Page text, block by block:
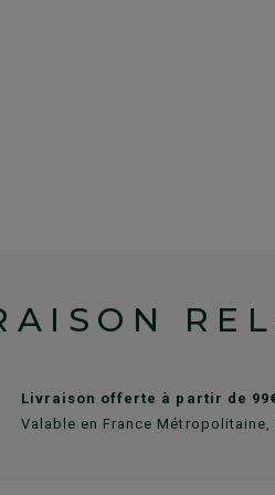
Livraison offerte à partir de
Valable en France Métropolitaine,